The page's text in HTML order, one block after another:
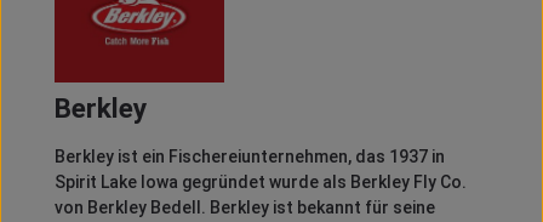
Berkley
Berkleyist ein Fischereiunternehmen, das 1937 in
Spirit Lake Iowa gegründet wurde als Berkley FlyCo.
von Berkley Bedell . Berkleyist bekannt für seine